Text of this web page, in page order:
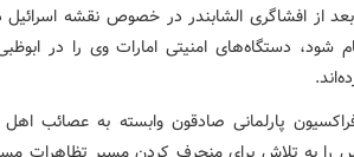
از افشاگری الشابندر در خصوص نقشه اسرائیل
شود، دستگاه‌های امنیتی امارات وی را در
پارلمانی صادقون وابسته به عصائب اهل
را به تلاش برای منحرف کردن مسیر تظاهرات